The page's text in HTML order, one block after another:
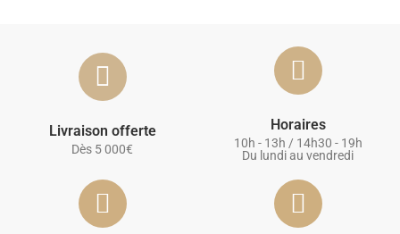
Livraison offerte
Dès 5 000€
Horaires
10h - 13h / 14h30 - 19h
Du lundi au vendredi